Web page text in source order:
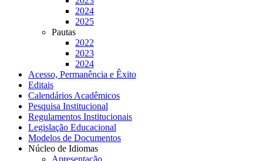
2024
2025
Pautas
2022
2023
2024
Acesso, Permanência e Êxito
Editais
Calendários Acadêmicos
Pesquisa Institucional
Regulamentos Institucionais
Legislação Educacional
Modelos de Documentos
Núcleo de Idiomas